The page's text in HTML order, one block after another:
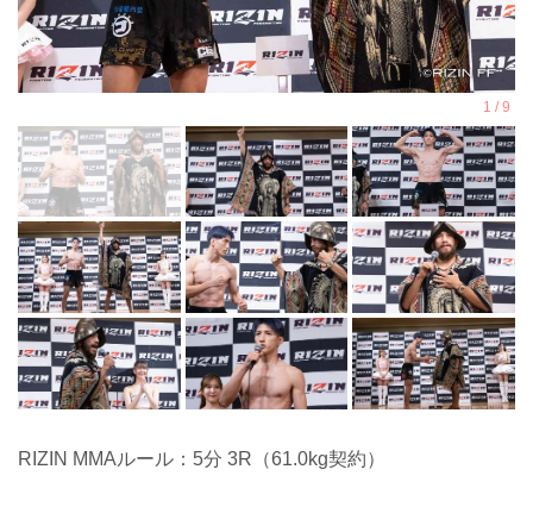
RIZIN MMAルール：5分 3R（61.0kg契約）